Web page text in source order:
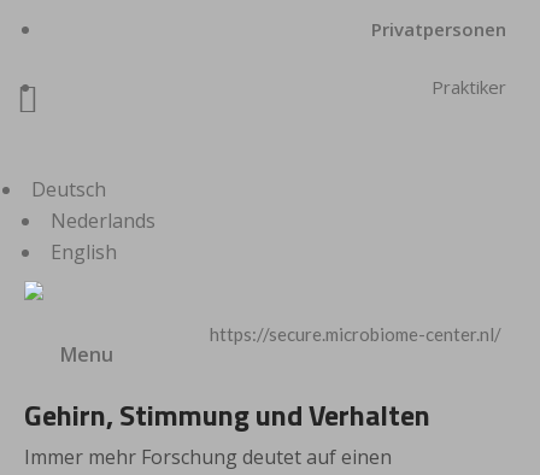
Privatpersonen
Praktiker
Deutsch
Nederlands
English
https://secure.microbiome-center.nl/
Menu
Gehirn, Stimmung und Verhalten
Immer mehr Forschung deutet auf einen
